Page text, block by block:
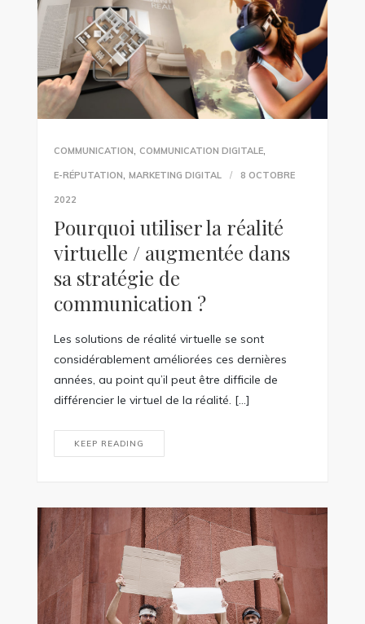
COMMUNICATION, COMMUNICATION DIGITALE,
E-RÉPUTATION, MARKETING DIGITAL 8 OCTOBRE
2022
Pourquoi utiliser la réalité
virtuelle / augmentée dans
sa stratégie de
communication ?
Les solutions de réalité virtuelle se sont
considérablement améliorées ces dernières
années, au point qu’il peut être difficile de
différencier le virtuel de la réalité. […]
KEEP READING